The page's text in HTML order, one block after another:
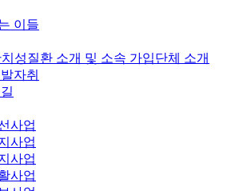
이들
치성질환 소개 및 소속 가입단체 소개
자취
사업
사업
사업
사업